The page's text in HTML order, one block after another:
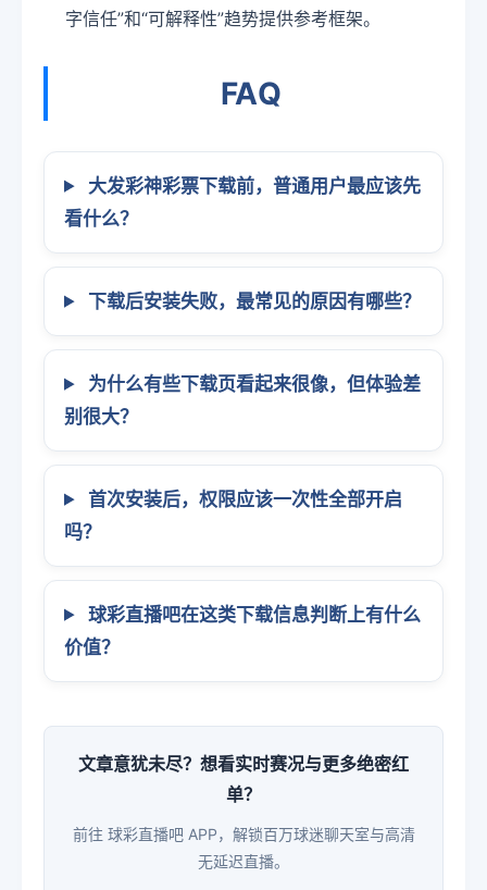
字信任”和“可解释性”趋势提供参考框架。
FAQ
大发彩神彩票下载前，普通用户最应该先
看什么？
下载后安装失败，最常见的原因有哪些？
为什么有些下载页看起来很像，但体验差
别很大？
首次安装后，权限应该一次性全部开启
吗？
球彩直播吧在这类下载信息判断上有什么
价值？
文章意犹未尽？想看实时赛况与更多绝密红
单？
前往 球彩直播吧 APP，解锁百万球迷聊天室与高清
无延迟直播。